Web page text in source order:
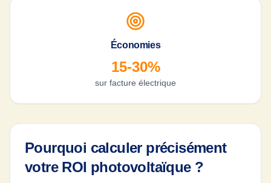
Économies
15-30%
sur facture électrique
Pourquoi calculer précisément
votre ROI photovoltaïque ?